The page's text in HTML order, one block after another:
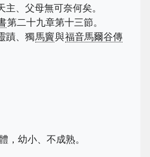
主、父母無可奈何矣。
第二十九章第十三節。
蹟、獨馬竇與福音馬爾谷傳
，幼小、不成熟。